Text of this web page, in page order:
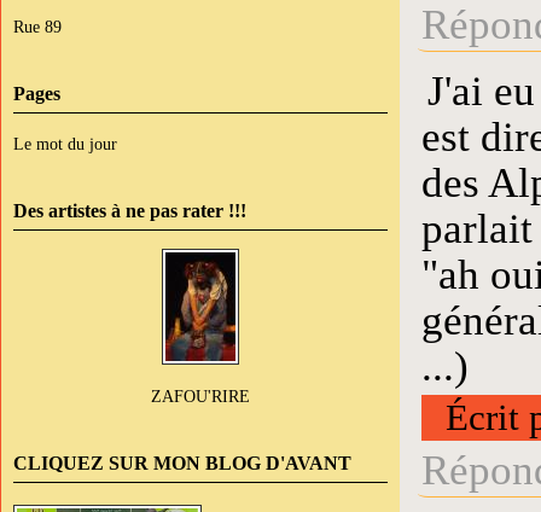
Rue 89
Pages
Le mot du jour
Des artistes à ne pas rater !!!
ZAFOU'RIRE
CLIQUEZ SUR MON BLOG D'AVANT
J'ai
est
des
parlait
"ah
...)
Écrit